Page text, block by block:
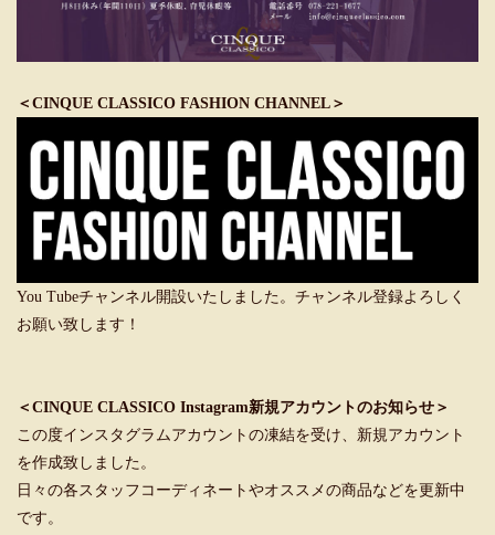
＜CINQUE CLASSICO FASHION CHANNEL＞
You Tubeチャンネル開設いたしました。チャンネル登録よろしく
お願い致します！
＜CINQUE CLASSICO Instagram新規アカウントのお知らせ＞
この度インスタグラムアカウントの凍結を受け、新規アカウント
を作成致しました。
日々の各スタッフコーディネートやオススメの商品などを更新中
です。